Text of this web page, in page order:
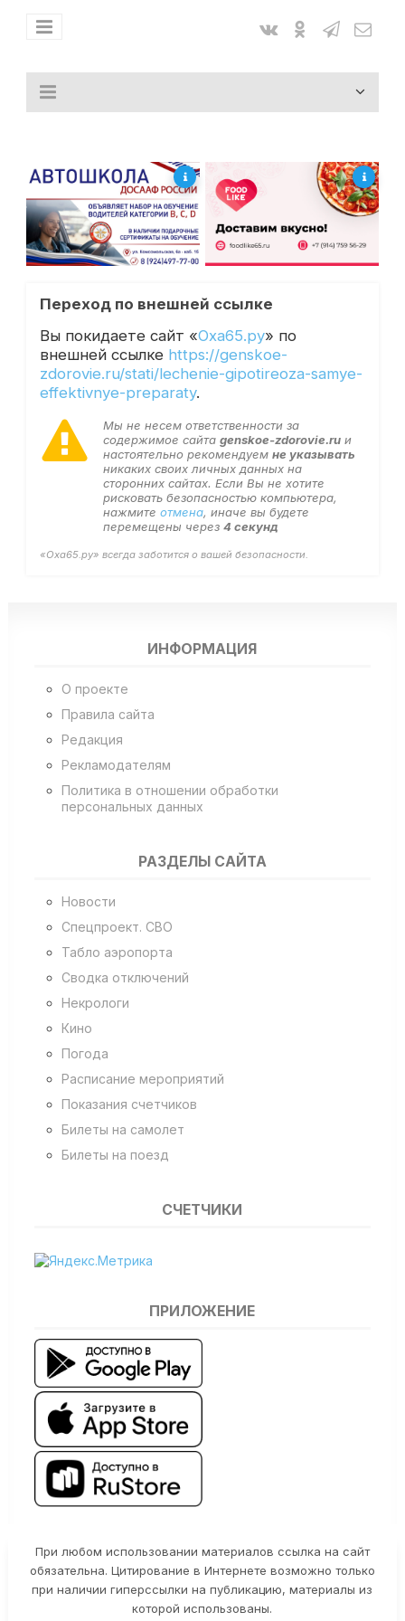
Переход по внешней ссылке
Вы покидаете сайт «Оха65.ру» по
внешней ссылке https://genskoe-
zdorovie.ru/stati/lechenie-gipotireoza-samye-
effektivnye-preparaty.
Мы не несем ответственности за
содержимое сайта genskoe-zdorovie.ruи
настоятельно рекомендуем не указывать
никаких своих личных данных на
сторонних сайтах. Если Вы не хотите
рисковать безопасностью компьютера,
нажмите отмена, иначе вы будете
перемещены через 4 секунд
«Оха65.ру» всегда заботится о вашей безопасности.
ИНФОРМАЦИЯ
О проекте
Правила сайта
Редакция
Рекламодателям
Политика в отношении обработки
персональных данных
РАЗДЕЛЫ САЙТА
Новости
Спецпроект. СВО
Табло аэропорта
Сводка отключений
Некрологи
Кино
Погода
Расписание мероприятий
Показания счетчиков
Билеты на самолет
Билеты на поезд
СЧЕТЧИКИ
ПРИЛОЖЕНИЕ
При любом использовании материалов ссылка на сайт
обязательна. Цитирование в Интернете возможно только
при наличии гиперссылки на публикацию, материалы из
которой использованы.